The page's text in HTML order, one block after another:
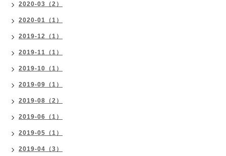
2020-03（2）
2020-01（1）
2019-12（1）
2019-11（1）
2019-10（1）
2019-09（1）
2019-08（2）
2019-06（1）
2019-05（1）
2019-04（3）